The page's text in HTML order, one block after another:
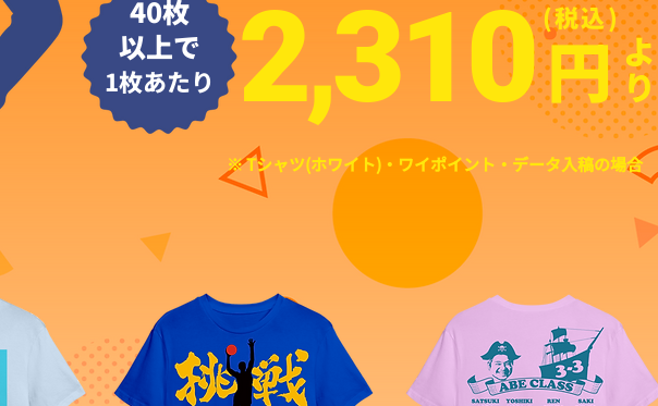
2,310
​40枚
以上で
1枚あたり ​円 ​よ
り
※ Tシャツ(ホワイト)・ワイポイント・データ入稿の場合
(税込)